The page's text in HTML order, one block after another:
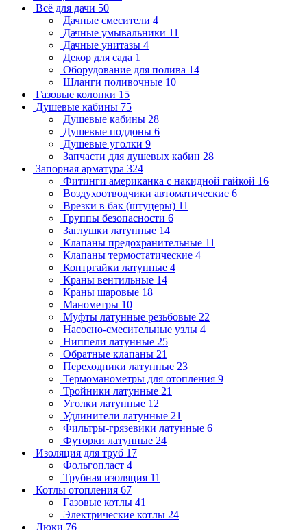
Всё для дачи 50
Дачные смесители 4
Дачные умывальники 11
Дачные унитазы 4
Декор для сада 1
Оборудование для полива 14
Шланги поливочные 10
Газовые колонки 15
Душевые кабины 75
Душевые кабины 28
Душевые поддоны 6
Душевые уголки 9
Запчасти для душевых кабин 28
Запорная арматура 324
Фитинги американка с накидной гайкой 16
Воздухоотводчики автоматические 6
Врезки в бак (штуцеры) 11
Группы безопасности 6
Заглушки латунные 14
Клапаны предохранительные 11
Клапаны термостатические 4
Контргайки латунные 4
Краны вентильные 14
Краны шаровые 18
Манометры 10
Муфты латунные резьбовые 22
Насосно-смесительные узлы 4
Ниппели латунные 25
Обратные клапаны 21
Переходники латунные 23
Термоманометры для отопления 9
Тройники латунные 21
Уголки латунные 12
Удлинители латунные 21
Фильтры-грязевики латунные 6
Футорки латунные 24
Изоляция для труб 17
Фольгопласт 4
Трубная изоляция 11
Котлы отопления 67
Газовые котлы 41
Электрические котлы 24
Люки 76